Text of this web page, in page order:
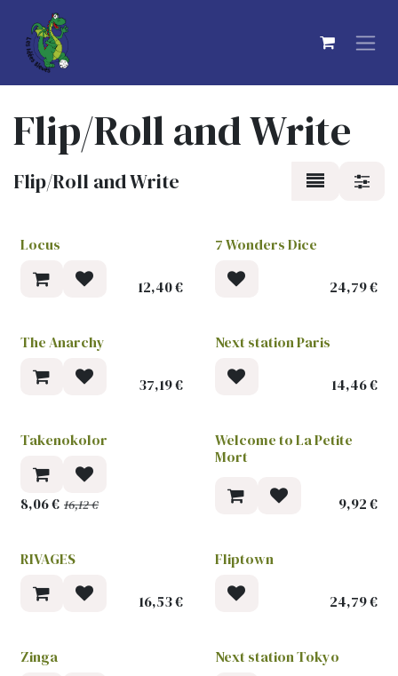
Se rendre au contenu
Flip/Roll and Write
Flip/Roll and Write
Locus
12,40€
7 Wonders Dice
24,79€
The Anarchy
37,19€
Next station Paris
14,46€
-50 %
Takenokolor
8,06€ 16,12€
Welcome to La Petite
Mort
9,92€
RIVAGES
16,53€
Fliptown
24,79€
Zinga Next station Tokyo